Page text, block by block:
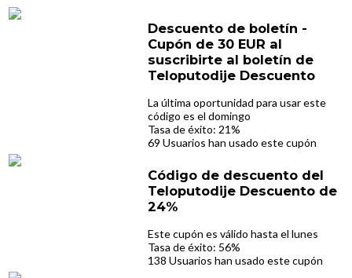
Descuento de boletín -
Cupón de 30 EUR al
suscribirte al boletín de
Teloputodije Descuento
La última oportunidad para usar este
código es el domingo
Tasa de éxito: 21%
69 Usuarios han usado este cupón
Código de descuento del
Teloputodije Descuento de
24%
Este cupón es válido hasta el lunes
Tasa de éxito: 56%
138 Usuarios han usado este cupón